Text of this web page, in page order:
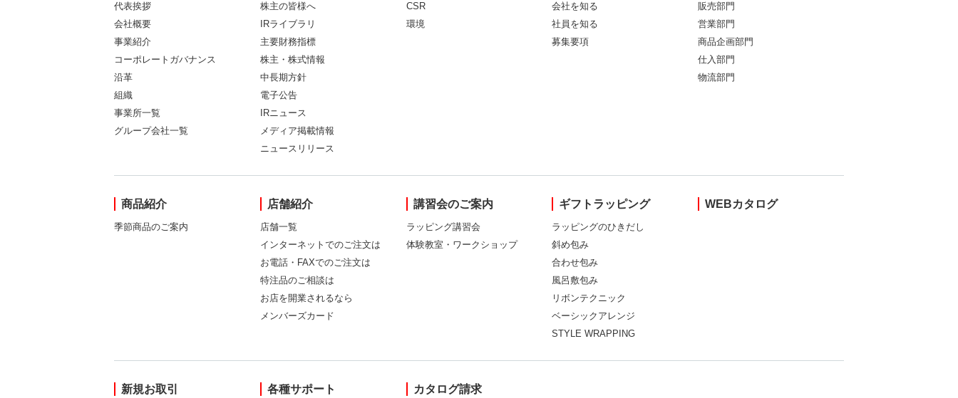
代表挨拶
会社概要
事業紹介
コーポレートガバナンス
沿革
組織
事業所一覧
グループ会社一覧
株主の皆様へ
IRライブラリ
主要財務指標
株主・株式情報
中長期方針
電子公告
IRニュース
メディア掲載情報
ニュースリリース
CSR
環境
会社を知る
社員を知る
募集要項
販売部門
営業部門
商品企画部門
仕入部門
物流部門
商品紹介
季節商品のご案内
店舗紹介
店舗一覧
インターネットでのご注文は
お電話・FAXでのご注文は
特注品のご相談は
お店を開業されるなら
メンバーズカード
講習会のご案内
ラッピング講習会
体験教室・ワークショップ
ギフトラッピング
ラッピングのひきだし
斜め包み
合わせ包み
風呂敷包み
リボンテクニック
ベーシックアレンジ
STYLE WRAPPING
WEBカタログ
新規お取引 各種サポート カタログ請求